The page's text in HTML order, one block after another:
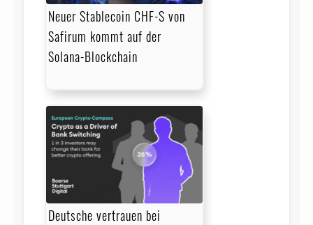
Neuer Stablecoin CHF-S von
Safirum kommt auf der
Solana-Blockchain
Deutsche vertrauen bei